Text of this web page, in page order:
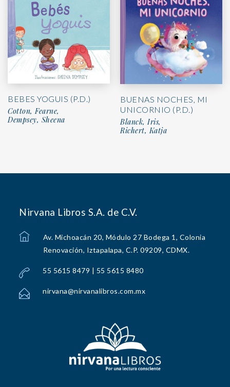
BEBES YOGUIS (P.D.)
Cotton, Fearne,
Dempsey, Sheena
BUENAS NOCHES, MI
UNICORNIO (P.D.)
Blanck, Iris,
Richert, Katja
Nirvana Libros S.A. de C.V.
Av. Michoacán 20, Módulo 27 Bodega 1, Colonia
Renovación, Iztapalapa, C.P. 09209, CDMX.
55 5615 8479 | 55 5615 8480
nirvana@nirvanalibros.com.mx